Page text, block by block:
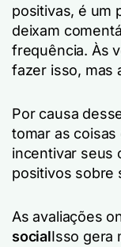
positivas, é um
deixam
frequência. Às
fazer isso, mas
Por causa
tomar as
incentivar seus
positivos sobre
As avaliações
socialIsso gera